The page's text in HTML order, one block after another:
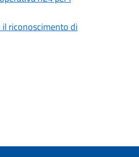
il riconoscimento di